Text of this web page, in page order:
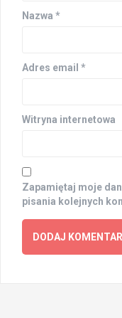
Nazwa *
Adres email *
Witryna internetowa
Zapamiętaj moje
pisania kolejnych